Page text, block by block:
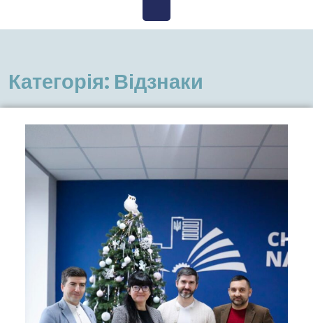
Відкрити
меню
Категорія: Відзнаки